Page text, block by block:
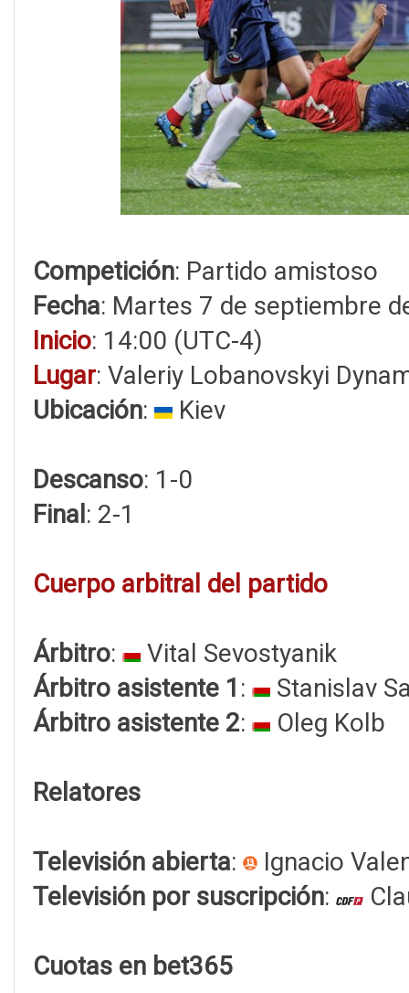
Competición: Partido amistoso
Fecha: Martes 7 de septiembre
Inicio: 14:00 (UTC-4)
Lugar: Valeriy Lobanovskyi
Ubicación: Kiev
Descanso: 1-0
Final : 2-1
Cuerpo arbitral del partido
Árbitro:
Vital Sevostyanik
Árbitro asistente 1 :
Stanislav
Árbitro asistente 2: Oleg Kolb
Relatores
Televisión abierta:
Ignacio
Televisión por suscripción:
Cuotas en bet365